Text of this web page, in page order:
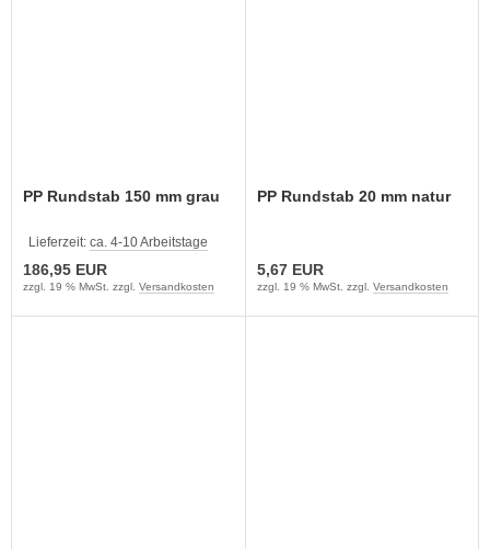
PP Rundstab 150 mm grau
Lieferzeit: ca. 4-10 Arbeitstage
186,95 EUR
zzgl. 19 % MwSt. zzgl. Versandkosten
PP Rundstab 20 mm natur
5,67 EUR
zzgl. 19 % MwSt. zzgl. Versandkosten